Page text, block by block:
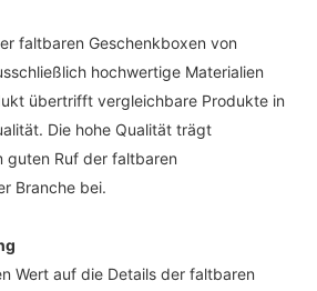
faltbaren Geschenkboxen von
hochwertige Materialien
übertrifft vergleichbare Produkte in
Die hohe Qualität trägt
guten Ruf der faltbaren
Branche bei.
Wert auf die Details der faltbaren